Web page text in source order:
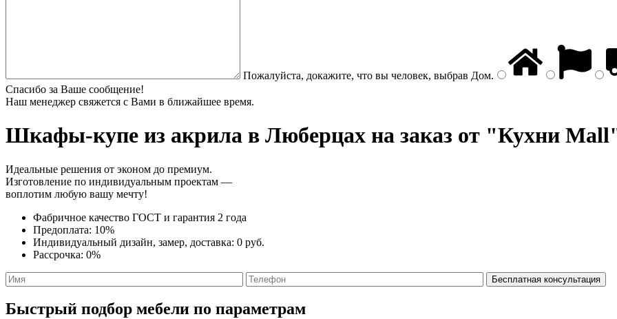
Пожалуйста, докажите, что вы человек, выбрав Дом.
Спасибо за Ваше сообщение!
Наш менеджер свяжется с Вами в ближайшее время.
Шкафы-купе из акрила в Люберцах на заказ от "Кухни
Идеальные решения от эконом до премиум.
Изготовление по индивидуальным проектам —
воплотим любую вашу мечту!
Фабричное качество ГОСТ и гарантия 2 года
Предоплата: 10%
Индивидуальный дизайн, замер, доставка: 0 руб.
Рассрочка: 0%
Быстрый подбор мебели по параметрам